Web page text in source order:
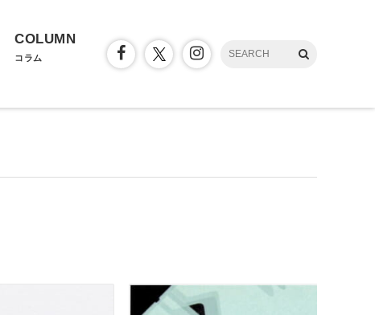
COLUMN
コラム